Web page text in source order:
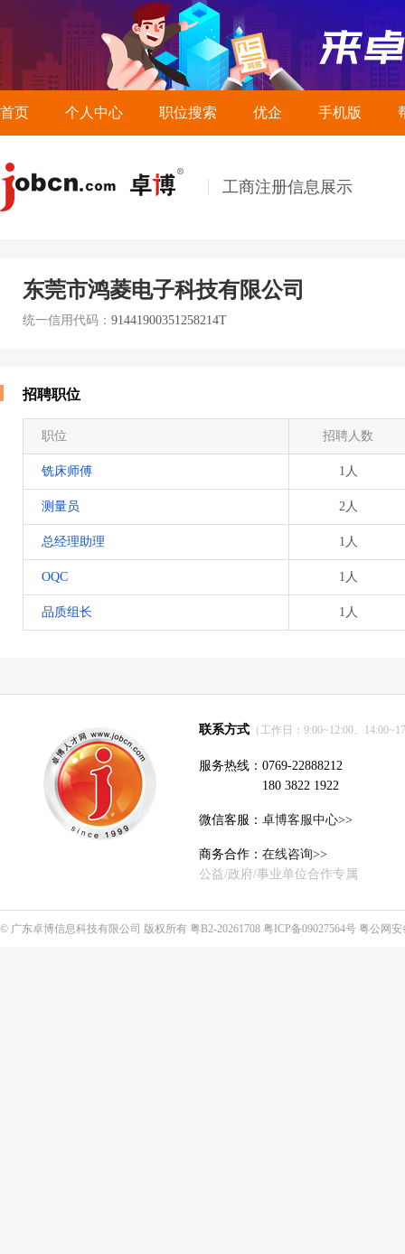
首页 个人中心 职位搜索 优企 手机版
工商注册信息展示
东莞市鸿菱电子科技有限公司
统一信用代码： 91441900351258214T
招聘职位
职位 招聘人数
铣床师傅 1人
测量员 2人
总经理助理 1人
OQC 1人
品质组长 1人
联系方式 （工作日：9:00~12:00、
服务热线：0769-22888212
180 3822 1922
微信客服： 卓博客服中心>>
商务合作： 在线咨询>>
公益/政府/事业单位合作专属
© 广东卓博信息科技有限公司 版权所有 粤B2-20261708 粤ICP备09027564号 粤公网安